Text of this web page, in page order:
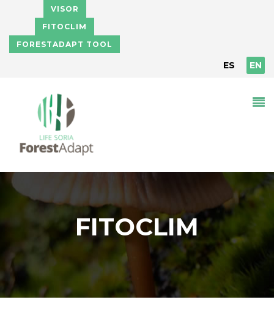
Skip to main content
VISOR
FITOCLIM
FORESTADAPT TOOL
ES EN
FITOCLIM